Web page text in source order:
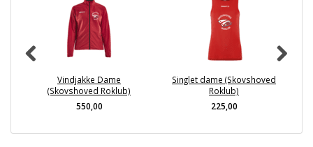
Vindjakke Dame
(Skovshoved Roklub)
550,00
Singlet dame (Skovshoved
Roklub)
225,00